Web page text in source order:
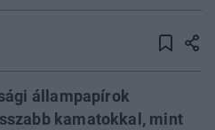
állampapírok
kamatokkal, mint